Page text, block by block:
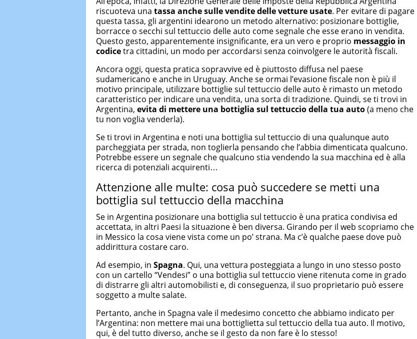
riscuoteva una tassa anche sulle vendite delle vetture usate. Per evitare di pagare
questa tassa, gli argentini idearono un metodo alternativo: posizionare bottiglie,
borracce o secchi sul tettuccio delle auto come segnale che esse erano in vendita.
Questo gesto, apparentemente insignificante, era un vero e proprio messaggio in
codicetra cittadini, un modo per accordarsi senza coinvolgere le autorità fiscali.
Ancora oggi, questa pratica sopravvive ed è piuttosto diffusa nel paese
sudamericano e anche in Uruguay. Anche se ormai l’evasione fiscale non è più il
motivo principale, utilizzare bottiglie sul tettuccio delle auto è rimasto un metodo
caratteristico per indicare una vendita, una sorta di tradizione. Quindi, se ti trovi in
Argentina, evita di mettere una bottiglia sul tettuccio della tua auto(a meno che
tu non voglia venderla).
Se ti trovi in Argentina e noti una bottiglia sul tettuccio di una qualunque auto
parcheggiata per strada, non toglierla pensando che l’abbia dimenticata qualcuno.
Potrebbe essere un segnale che qualcuno stia vendendo la sua macchina ed è alla
ricerca di potenziali acquirenti…
Attenzione alle multe: cosa può succedere se metti una
bottiglia sul tettuccio della macchina
Se in Argentina posizionare una bottiglia sul tettuccio è una pratica condivisa ed
accettata, in altri Paesi la situazione è ben diversa. Girando per il web scopriamo che
in Messico la cosa viene vista come un po’ strana. Ma c’è qualche paese dove può
addirittura costare caro.
Ad esempio, in Spagna. Qui, una vettura posteggiata a lungo in uno stesso posto
con un cartello “Vendesi” o una bottiglia sul tettuccio viene ritenuta come in grado
di distrarre gli altri automobilisti e, di conseguenza, il suo proprietario può essere
soggetto a multe salate.
Pertanto, anche in Spagna vale il medesimo concetto che abbiamo indicato per
l’Argentina: non mettere mai una bottiglietta sul tettuccio della tua auto. Il motivo,
qui, è del tutto diverso, anche se il gesto da non fare è lo stesso!